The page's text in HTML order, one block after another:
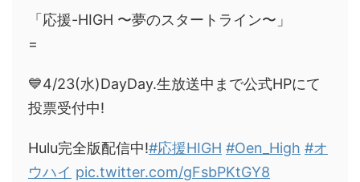
「応援-HIGH 〜夢のスタートライン〜」
=
💙4/23(水)DayDay.生放送中まで公式HPにて
投票受付中!
Hulu完全版配信中!#応援HIGH #Oen_High #オ
ウハイ pic.twitter.com/gFsbPKtGY8